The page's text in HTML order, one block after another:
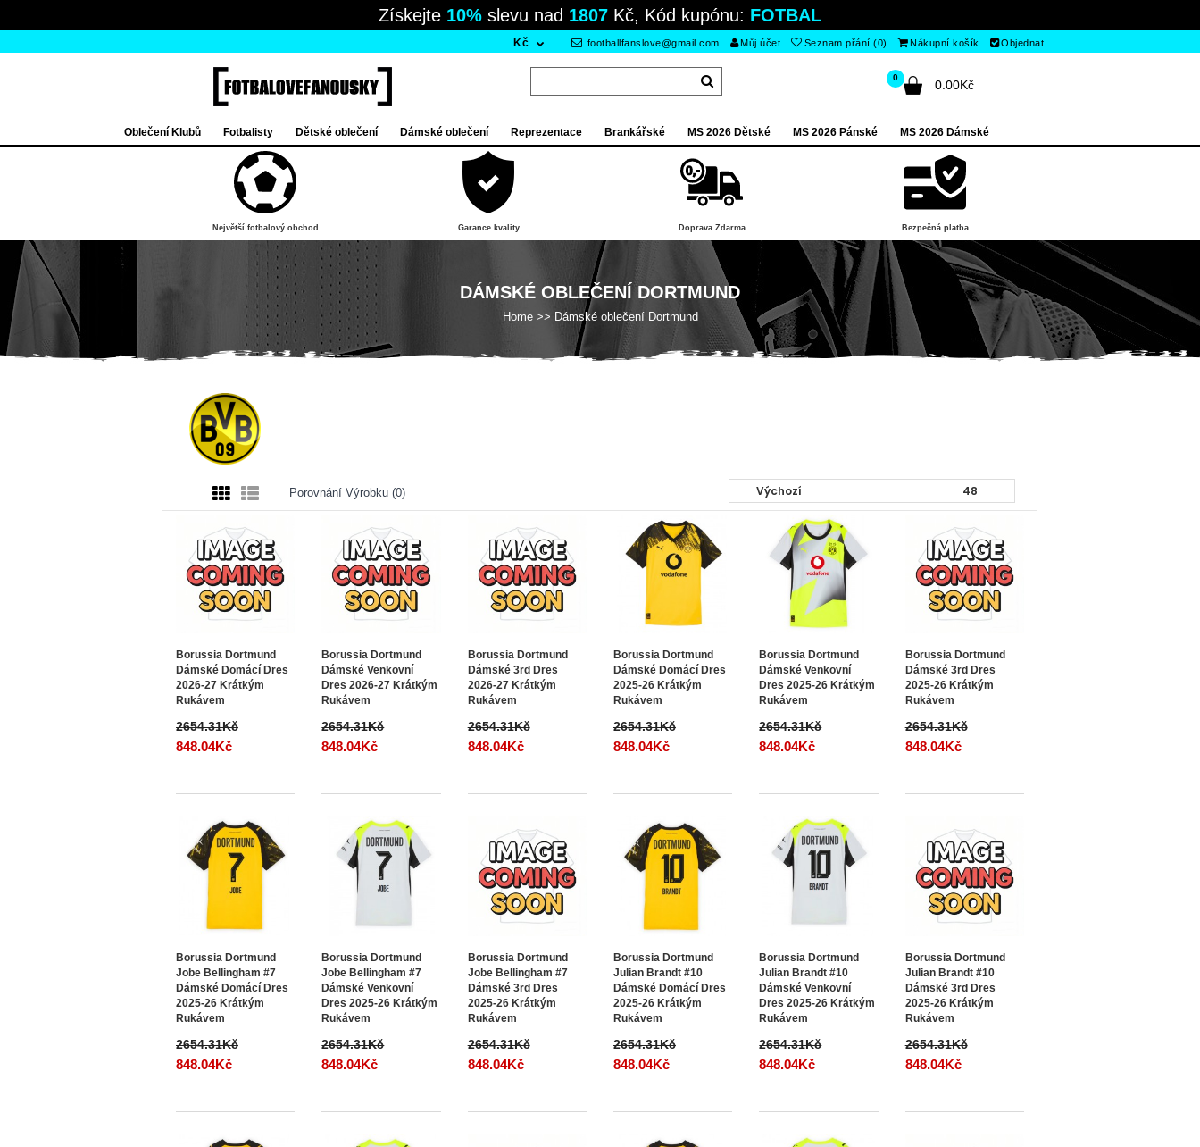
Získejte 10% slevu nad 1807 Kč, Kód kupónu: FOTBAL
Kč footballfanslove@gmail.com Můj účet Seznam přání (0) Nákupní košík Objednat
0
0.00Kč
Oblečení Klubů Fotbalisty Dětské oblečení Dámské oblečení Reprezentace Brankářské MS 2026 Dětské MS 2026 Pánské MS 2026 Dámské
Největší fotbalový obchod Garance kvality Doprava Zdarma Bezpečná platba
DÁMSKÉ OBLEČENÍ DORTMUND
Home Dámské oblečení Dortmund
Porovnání Výrobku (0)
Borussia Dortmund
Dámské Domácí Dres
2026-27 Krátkým
Rukávem
2654.31Kč
848.04Kč
Borussia Dortmund
Dámské Venkovní
Dres 2026-27 Krátkým
Rukávem
2654.31Kč
848.04Kč
Borussia Dortmund
Dámské 3rd Dres
2026-27 Krátkým
Rukávem
2654.31Kč
848.04Kč
Borussia Dortmund
Dámské Domácí Dres
2025-26 Krátkým
Rukávem
2654.31Kč
848.04Kč
Borussia Dortmund
Dámské Venkovní
Dres 2025-26 Krátkým
Rukávem
2654.31Kč
848.04Kč
Borussia Dortmund
Dámské 3rd Dres
2025-26 Krátkým
Rukávem
2654.31Kč
848.04Kč
Borussia Dortmund
Jobe Bellingham #7
Dámské Domácí Dres
2025-26 Krátkým
Rukávem
2654.31Kč
848.04Kč
Borussia Dortmund
Jobe Bellingham #7
Dámské Venkovní
Dres 2025-26 Krátkým
Rukávem
2654.31Kč
848.04Kč
Borussia Dortmund
Jobe Bellingham #7
Dámské 3rd Dres
2025-26 Krátkým
Rukávem
2654.31Kč
848.04Kč
Borussia Dortmund
Julian Brandt #10
Dámské Domácí Dres
2025-26 Krátkým
Rukávem
2654.31Kč
848.04Kč
Borussia Dortmund
Julian Brandt #10
Dámské Venkovní
Dres 2025-26 Krátkým
Rukávem
2654.31Kč
848.04Kč
Borussia Dortmund
Julian Brandt #10
Dámské 3rd Dres
2025-26 Krátkým
Rukávem
2654.31Kč
848.04Kč